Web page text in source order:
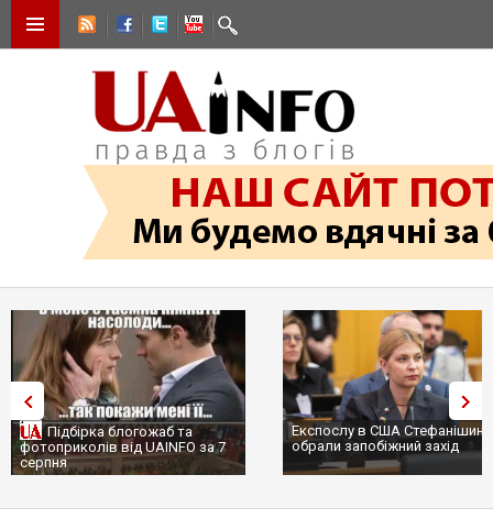
Підбірка блогожаб та
фотоприколів від UAINFO за 7
серпня
Експослу в США
обрали запобіжний захід